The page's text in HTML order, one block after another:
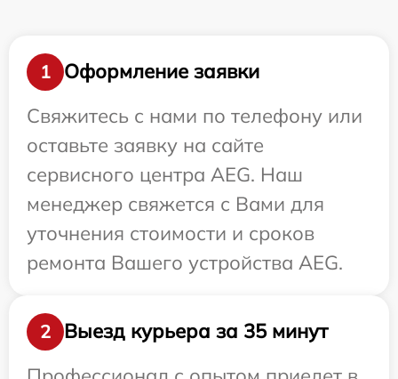
1
Оформление заявки
Свяжитесь с нами по телефону или
оставьте заявку на сайте
сервисного центра AEG. Наш
менеджер свяжется с Вами для
уточнения стоимости и сроков
ремонта Вашего устройства AEG.
2
Выезд курьера за 35 минут